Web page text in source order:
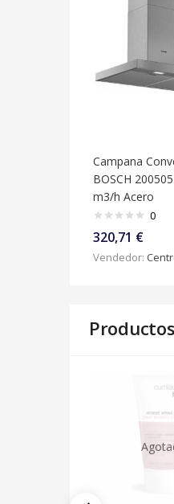
Campana
BOSCH
m3/h Acero
0
320,71 €
Vendedor: